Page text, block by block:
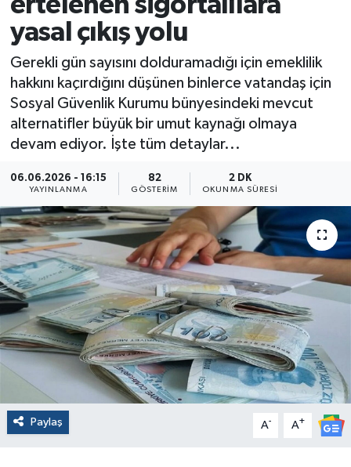
yasal çıkış yolu
Gerekli gün sayısını dolduramadığı için emeklilik
hakkını kaçırdığını düşünen binlerce vatandaş için
Sosyal Güvenlik Kurumu bünyesindeki mevcut
alternatifler büyük bir umut kaynağı olmaya
devam ediyor. İşte tüm detaylar...
06.06.2026 - 16:15
YAYINLANMA
82
GÖSTERIM
2 DK
OKUNMA SÜRESI
Paylaş A- A+
Siyaset
Tüm Manşetler
Son Dakika Haberleri
Haber Arşivi